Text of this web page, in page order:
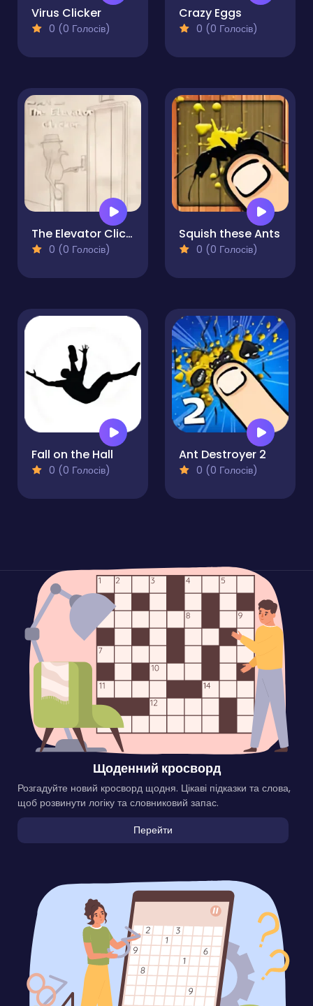
Virus Clicker
0 (0 Голосів)
Crazy Eggs
0 (0 Голосів)
The Elevator Clicker
0 (0 Голосів)
Squish these Ants
0 (0 Голосів)
Fall on the Hall
0 (0 Голосів)
Ant Destroyer 2
0 (0 Голосів)
Щоденний кросворд
Розгадуйте новий кросворд щодня. Цікаві підказки та слова,
щоб розвинути логіку та словниковий запас.
Перейти